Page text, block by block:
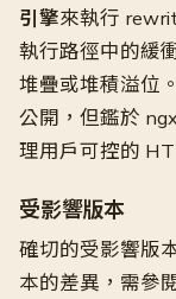
引擎來執行
執行路徑中的緩
堆疊或堆積溢位
公開，但鑑於
理用戶可控的
受影響版本
確切的受影響版
本的差異，需參